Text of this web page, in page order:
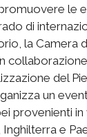
le
di
la Camera
del
un
provenienti in
Inghilterra e